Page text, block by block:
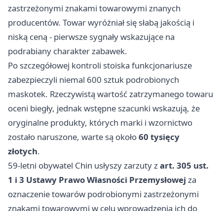
zastrzeżonymi znakami towarowymi znanych
producentów. Towar wyróżniał się słabą jakością i
niską ceną - pierwsze sygnały wskazujące na
podrabiany charakter zabawek.
Po szczegółowej kontroli stoiska funkcjonariusze
zabezpieczyli niemal 600 sztuk podrobionych
maskotek. Rzeczywistą wartość zatrzymanego towaru
oceni biegły, jednak wstępne szacunki wskazują, że
oryginalne produkty, których marki i wzornictwo
zostało naruszone, warte są około60 tysięcy
złotych.
59-letni obywatel Chin usłyszy zarzuty zart. 305 ust.
1 i 3 Ustawy Prawo Własności Przemysłowej za
oznaczenie towarów podrobionymi zastrzeżonymi
znakami towarowymi w celu wprowadzenia ich do